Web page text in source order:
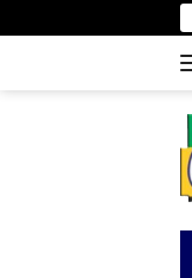
ke